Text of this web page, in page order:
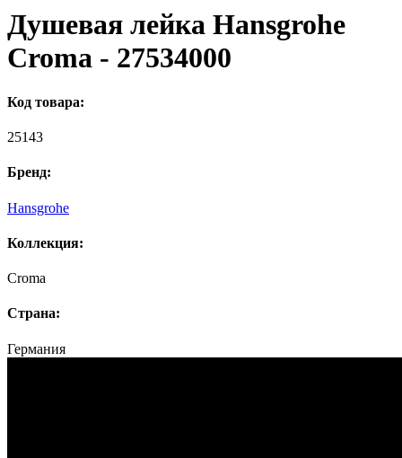
Душевая лейка Hansgrohe
Croma - 27534000
Код товара:
25143
Бренд:
Hansgrohe
Коллекция:
Croma
Страна:
Германия